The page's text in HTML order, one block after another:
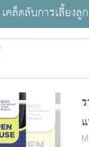
เคล็ดลับการเลี้ยงลูก